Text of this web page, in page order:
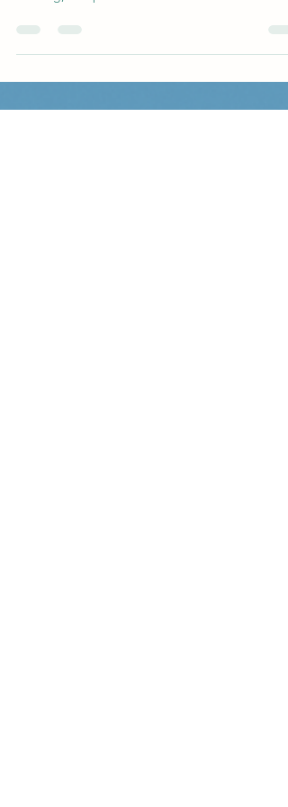
do blog, compartilharemos as formas de você...